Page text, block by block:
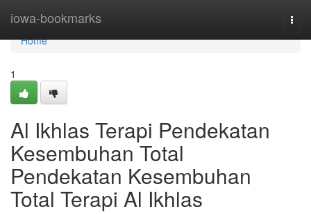
iowa-bookmarks
Home
Home
1
Al Ikhlas Terapi Pendekatan
Kesembuhan Total
Pendekatan Kesembuhan
Total Terapi Al Ikhlas